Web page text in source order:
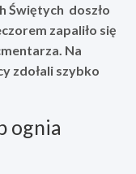
Świętych doszło
zapaliło się
Na
zdołali szybko
ognia